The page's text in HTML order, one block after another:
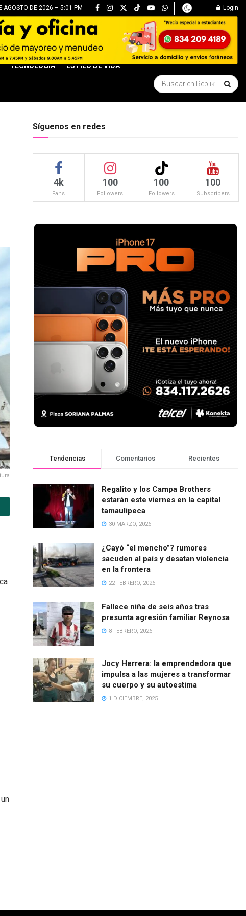
AGOSTO DE 2026 – 5:01 PM Login
TECNOLOGÍA ESTILO DE VIDA
Síguenos en redes
4k
Fans
100
Followers
100
Followers
100
Subscribers
Tendencias Comentarios Recientes
Regalito y los Campa Brothers
estarán este viernes en la capital
tamaulipeca
30 MARZO, 2026
¿Cayó “el mencho”? rumores
sacuden al país y desatan violencia
en la frontera
22 FEBRERO, 2026
Fallece niña de seis años tras
presunta agresión familiar Reynosa
8 FEBRERO, 2026
Jocy Herrera: la emprendedora que
impulsa a las mujeres a transformar
su cuerpo y su autoestima
1 DICIEMBRE, 2025